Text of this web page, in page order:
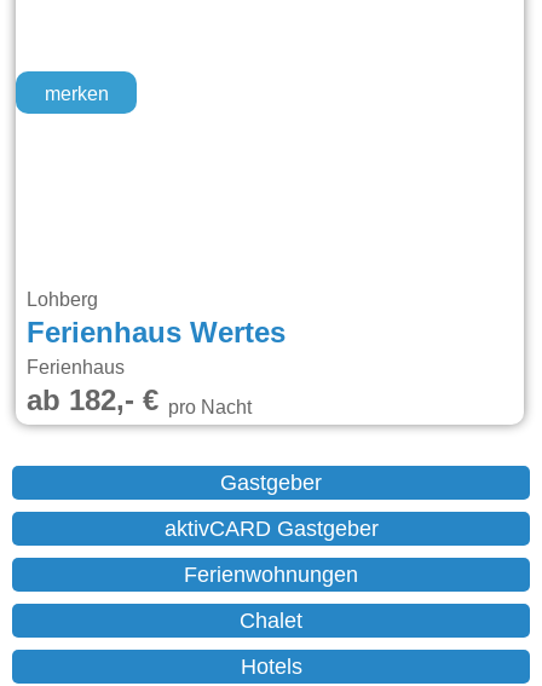
merken
Lohberg
Ferienhaus Wertes
Ferienhaus
ab 182,- €pro Nacht
Gastgeber
aktivCARD Gastgeber
Ferienwohnungen
Chalet
Hotels